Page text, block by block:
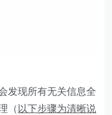
发现所有无关信息全
（ 以下步骤为清晰说